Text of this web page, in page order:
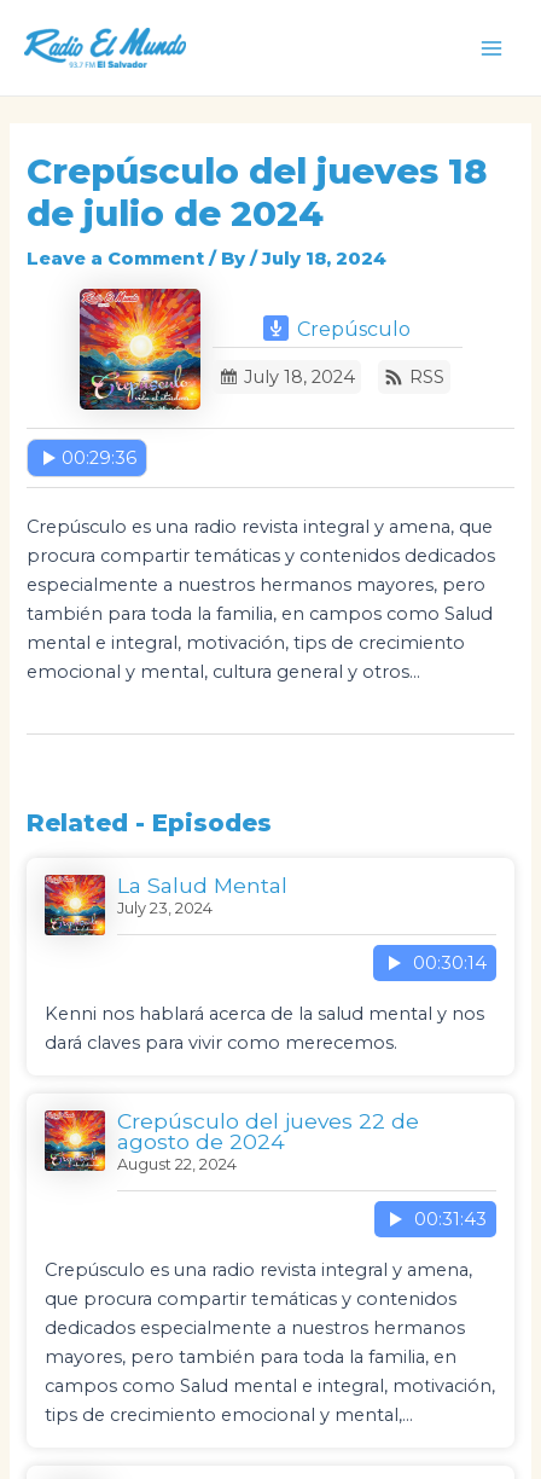
content
Crepúsculo del jueves 18
de julio de 2024
Leave a Comment / By/July 18, 2024
Crepúsculo
July 18, 2024 RSS
00:29:36
Crepúsculo es una radio revista integral y amena, que
procura compartir temáticas y contenidos dedicados
especialmente a nuestros hermanos mayores, pero
también para toda la familia, en campos como Salud
mental e integral, motivación, tips de crecimiento
emocional y mental, cultura general y otros...
Related - Episodes
La Salud Mental
July 23, 2024
00:30:14
Kenni nos hablará acerca de la salud mental y nos
dará claves para vivir como merecemos.
Crepúsculo del jueves 22 de
agosto de 2024
August 22, 2024
00:31:43
Crepúsculo es una radio revista integral y amena,
que procura compartir temáticas y contenidos
dedicados especialmente a nuestros hermanos
mayores, pero también para toda la familia, en
campos como Salud mental e integral, motivación,
tips de crecimiento emocional y mental,…